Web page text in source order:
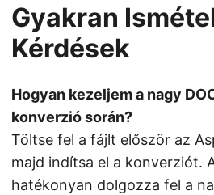
Gyakran
Kérdések
Hogyan kezeljem a nagy
konverzió során?
Töltse fel a fájlt először az
majd indítsa el a konverziót.
hatékonyan dolgozza fel a